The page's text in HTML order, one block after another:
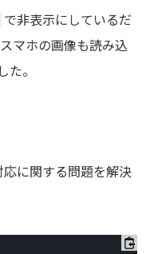
で非表示にしているだ
マホの画像も読み込
。
に関する問題を解決